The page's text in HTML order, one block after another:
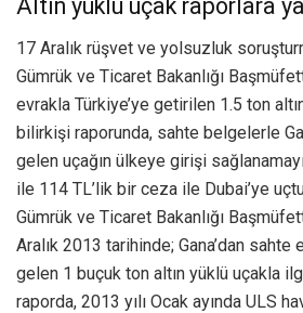
Altın yüklü uçak raporlara
17 Aralık rüşvet ve yolsuzluk
Gümrük ve Ticaret Bakanlığı
evrakla Türkiye’ye getirilen 1.5 ton
bilirkişi raporunda, sahte belgelerle
gelen uçağın ülkeye girişi
ile 114 TL’lik bir ceza ile Dubai’ye
Gümrük ve Ticaret Bakanlığı
Aralık 2013 tarihinde; Gana’dan sahte
gelen 1 buçuk ton altın yüklü uçakla
raporda, 2013 yılı Ocak ayında ULS